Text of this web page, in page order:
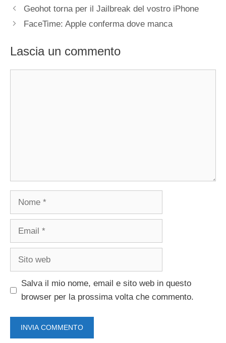
Geohot torna per il Jailbreak del vostro iPhone
FaceTime: Apple conferma dove manca
Lascia un commento
Nome
Email
Sito
Salva il mio nome, email e sito web in questo
browser per la prossima volta che commento.